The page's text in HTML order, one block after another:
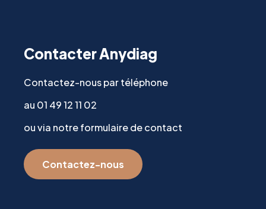
Contacter Anydiag
Contactez-nous par téléphone
au 01 49 12 11 02
ou via notre formulaire de contact
Contactez-nous